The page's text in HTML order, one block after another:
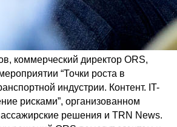
коммерческий директор ORS,
“Точки роста в
индустрии. Контент. IT-
рисками”, организованном
решения и TRN News.